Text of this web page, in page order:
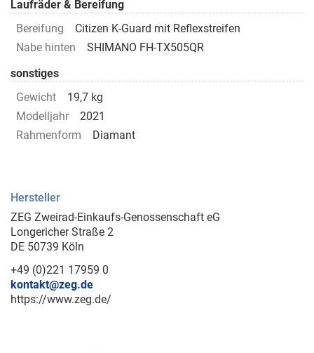
Laufräder & Bereifung
Bereifung
Citizen K-Guard mit Reflexstreifen
Nabe hinten
SHIMANO FH-TX505QR
sonstiges
Gewicht
19,7 kg
Modelljahr
2021
Rahmenform
Diamant
Hersteller
ZEG Zweirad-Einkaufs-Genossenschaft eG
Longericher Straße 2
DE 50739 Köln
+49 (0)221 17959 0
kontakt@zeg.de
https://www.zeg.de/